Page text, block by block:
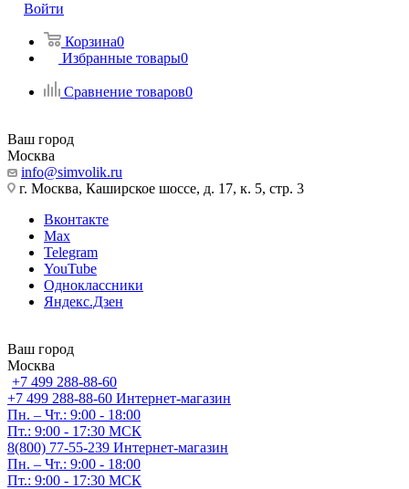
Войти
Корзина0
Избранные товары0
Сравнение товаров0
Ваш город
Москва
info@simvolik.ru
г. Москва, Каширское шоссе, д. 17, к. 5, стр. 3
Вконтакте
Max
Telegram
YouTube
Одноклассники
Яндекс.Дзен
Ваш город
Москва
+7 499 288-88-60
+7 499 288-88-60 Интернет-магазин
Пн. – Чт.: 9:00 - 18:00
Пт.: 9:00 - 17:30 МСК
8(800) 77-55-239 Интернет-магазин
Пн. – Чт.: 9:00 - 18:00
Пт.: 9:00 - 17:30 МСК